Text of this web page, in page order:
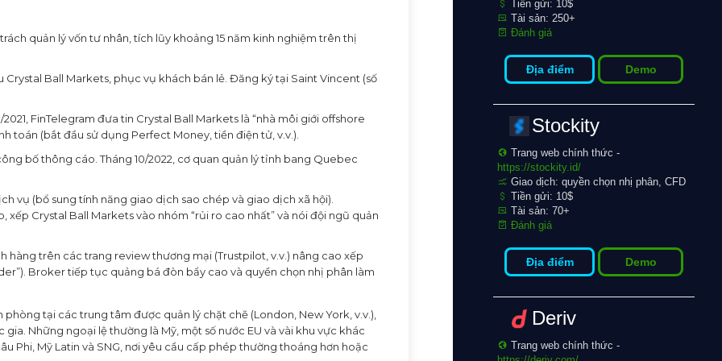
quản lý vốn tư nhân, tích lũy khoảng 15 năm kinh nghiệm trên thị
Ball Markets, phục vụ khách bán lẻ. Đăng ký tại Saint Vincent (số
FinTelegram đưa tin Crystal Ball Markets là “nhà môi giới offshore
toán (bắt đầu sử dụng Perfect Money, tiền điện tử, v.v.).
bố thông cáo. Tháng 10/2022, cơ quan quản lý tỉnh bang Quebec
vụ (bổ sung tính năng giao dịch sao chép và giao dịch xã hội).
Crystal Ball Markets vào nhóm “rủi ro cao nhất” và nói đội ngũ quản
trên các trang review thương mại (Trustpilot, v.v.) nâng cao xếp
Broker tiếp tục quảng bá đòn bẩy cao và quyền chọn nhị phân làm
tại các trung tâm được quản lý chặt chẽ (London, New York, v.v.),
Những ngoại lệ thường là Mỹ, một số nước EU và vài khu vực khác
Phi, Mỹ Latin và SNG, nơi yêu cầu cấp phép thường thoáng hơn hoặc
Tiền gửi: 10$
Tài sản: 250+
Đánh giá
Địa điểm Demo
Stockity
Trang web chính thức -
https://stockity.id/
Giao dịch: quyền chọn nhị phân, CFD
Tiền gửi: 10$
Tài sản: 70+
Đánh giá
Địa điểm Demo
Deriv
Trang web chính thức -